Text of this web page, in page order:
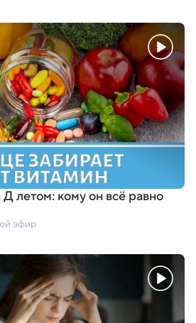
летом: кому он всё равно
эфир